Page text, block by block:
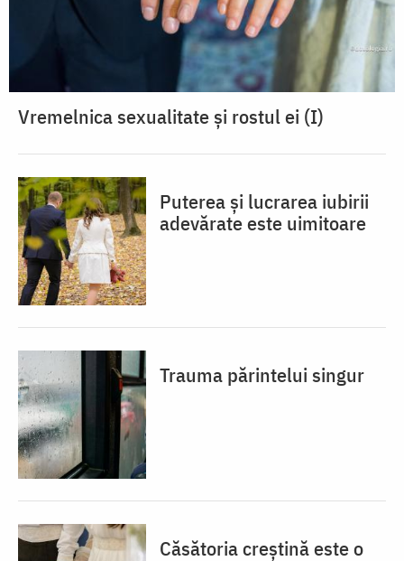
Vremelnica sexualitate și rostul ei (I)
Puterea și lucrarea iubirii
adevărate este uimitoare
Trauma părintelui singur
Căsătoria creștină este o